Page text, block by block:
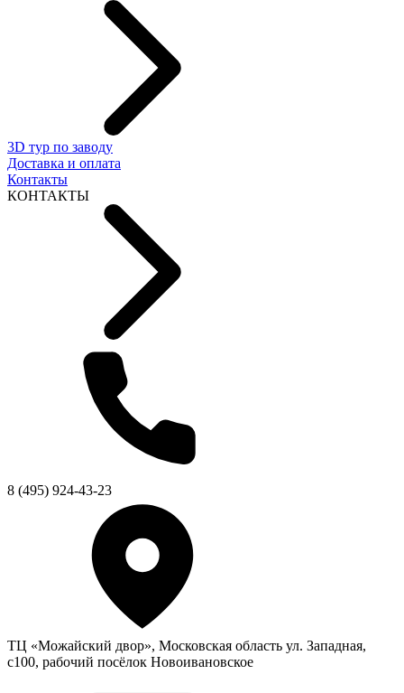
3D тур по заводу
Доставка и оплата
Контакты
КОНТАКТЫ
8 (495) 924-43-23
ТЦ «Можайский двор», Московская область ул. Западная,
с100, рабочий посёлок Новоивановское